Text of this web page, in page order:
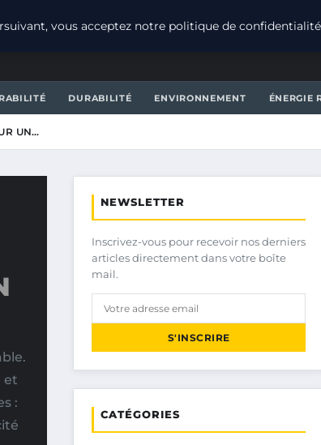
DURABILITÉ ENVIRONNEMENT ÉNERGIE
UN…
et
:
NEWSLETTER
Inscrivez-vous pour recevoir nos derniers
articles directement dans votre boîte
mail.
S'INSCRIRE
CATÉGORIES
vous acceptez notre politique de